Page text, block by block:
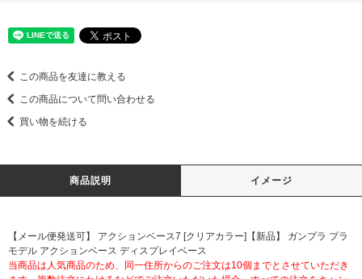
この商品を友達に教える
この商品について問い合わせる
買い物を続ける
商品説明 イメージ
【メール便発送可】 アクションベース7 [クリアカラー]【新品】 ガンプラ プラ
モデル アクションベース ディスプレイベース
当商品は人気商品のため、同一住所からのご注文は10個までとさせていただき